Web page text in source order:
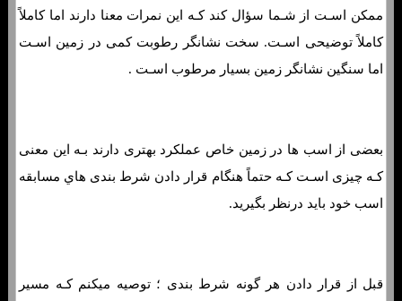
ممکن اسـت از شـما سؤال کند کـه این نمرات معنا دارند اما کاملاً
کاملاً توضیحی اسـت. سخت نشانگر رطوبت کمی در زمین اسـت
اما سنگین نشانگر زمین بسیار مرطوب اسـت .
بعضی از اسب ها در زمین خاص عملکرد بهتری دارند بـه این معنی
کـه چیزی اسـت کـه حتماً هنگام قرار دادن شرط بندی هاي‌ مسابقه
اسب خود باید درنظر بگیرید.
قبل از قرار دادن هر گونه شرط بندی ؛ توصیه میکنم کـه مسیر